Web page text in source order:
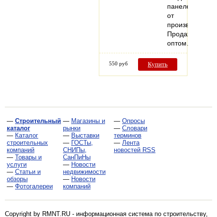
панелей
от
производителя.
Продажа
оптом…
550 руб Купить
— Строительный
каталог
— Каталог
строительных
компаний
— Товары и
услуги
— Статьи и
обзоры
— Фотогалереи
— Магазины и
рынки
— Выставки
— ГОСТы,
СНИПы,
СанПиНы
— Новости
недвижимости
— Новости
компаний
— Опросы
— Словари
терминов
— Лента
новостей RSS
Copyright by RMNT.RU - информационная система по строительству,